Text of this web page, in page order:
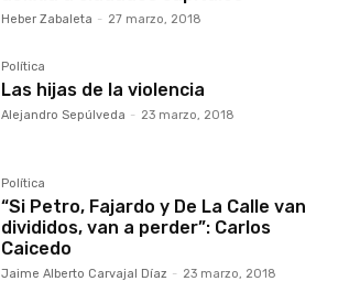
Heber Zabaleta - 27 marzo, 2018
Política
Las hijas de la violencia
Alejandro Sepúlveda - 23 marzo, 2018
Política
“Si Petro, Fajardo y De La Calle van
divididos, van a perder”: Carlos
Caicedo
Jaime Alberto Carvajal Díaz - 23 marzo, 2018